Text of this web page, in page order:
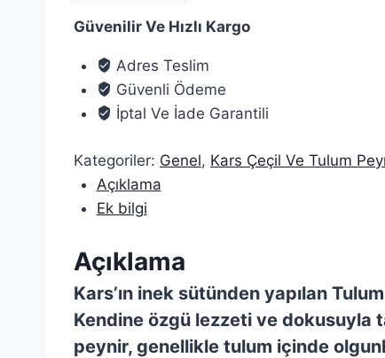
1
Kilo
adet
Güvenilir Ve Hızlı Kargo
Adres Teslim
Güvenli Ödeme
İptal Ve İade Garantili
Kategoriler: Genel, Kars Çeçil Ve Tulum
Açıklama
Ek bilgi
Açıklama
Kars’ın inek sütünden yapılan
Kendine özgü lezzeti ve dokusuyla
peynir, genellikle tulum içinde